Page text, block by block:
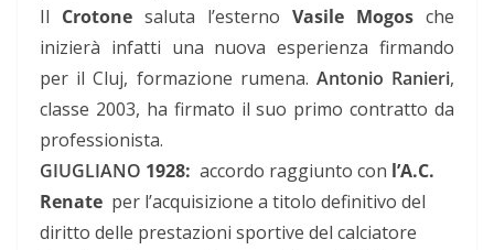
Il Crotone saluta l’esterno Vasile Mogos che
inizierà infatti una nuova esperienza firmando
per il Cluj, formazione rumena. Antonio Ranieri,
classe 2003, ha firmato il suo primo contratto da
professionista.
GIUGLIANO 1928: accordo raggiunto con l’A.C.
Renate per l’acquisizione a titolo definitivo del
diritto delle prestazioni sportive del calciatore